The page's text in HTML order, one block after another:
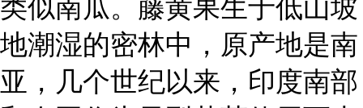
类似南瓜。藤黄果生于低山坡
地潮湿的密林中，原产地是南
亚，几个世纪以来，印度南部